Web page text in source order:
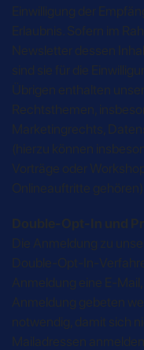
Einwilligung der
Erlaubnis. Sofern im
Newsletter dessen
sind sie für die
Übrigen enthalten
Rechtsthemen,
Marketingrechts,
(hierzu können
Vorträge oder
Onlineauftritte gehören).
Double-Opt-In und
Die Anmeldung zu
Double-Opt-In-
Anmeldung eine E-
Anmeldung gebeten
notwendig, damit sich
Mailadressen anmelden